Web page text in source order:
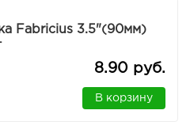
Fabricius 3.5"(90мм)
8.90 руб.
В корзину